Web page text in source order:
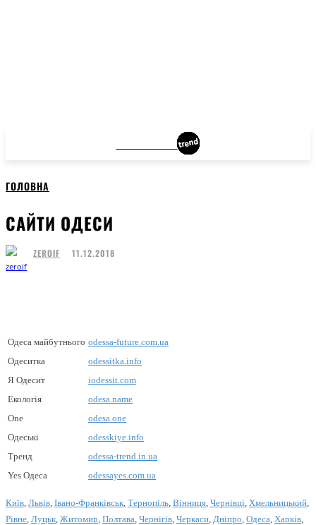
MANHATTAN
ГОЛОВНА
САЙТИ ОДЕСИ
ZEROIF 11.12.2018
Одеса майбутнього odessa-future.com.ua
Одеситка
odessitka.info
Я Одесит
iodessit.com
Екологія
odesa.name
One
odesa.one
Одеські
odesskiye.info
Тренд
odessa-trend.in.ua
Yes Одеса
odessayes.com.ua
Київ, Львів, Івано-Франківськ, Тернопіль, Вінниця, Чернівці, Хмельницький,
Рівне, Луцьк, Житомир, Полтава, Чернігів, Черкаси, Дніпро, Одеса, Харків,